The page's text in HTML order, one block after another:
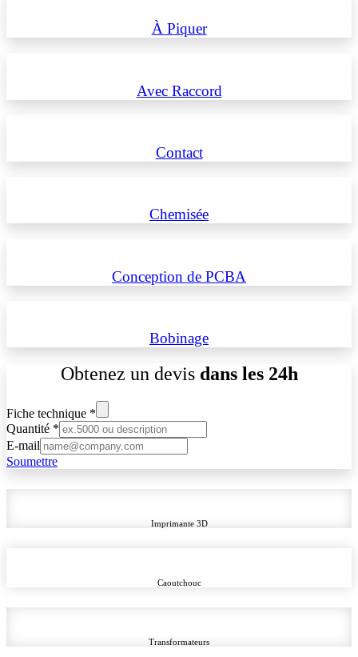
À Piquer
Avec Raccord
Contact
Chemisée
Conception de PCBA
Bobinage
Obtenez un devis dans les 24h
Fiche technique *
Quantité *
E-mail
Soumettre​
Imprimante 3D
Caoutchouc
Transformateurs